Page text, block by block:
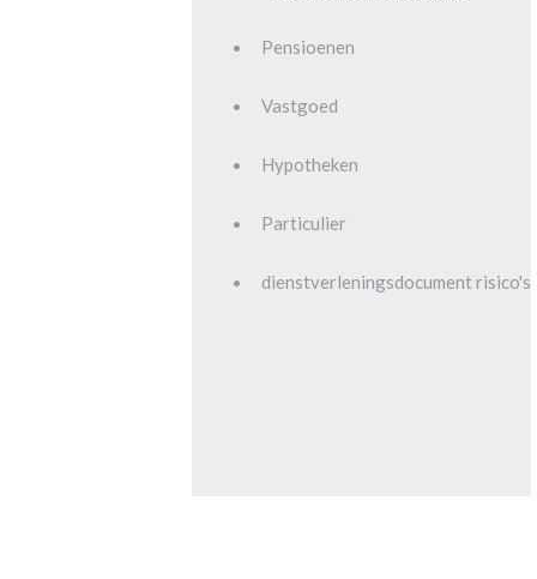
Pensioenen
Vastgoed
Hypotheken
Particulier
dienstverleningsdocument risico's